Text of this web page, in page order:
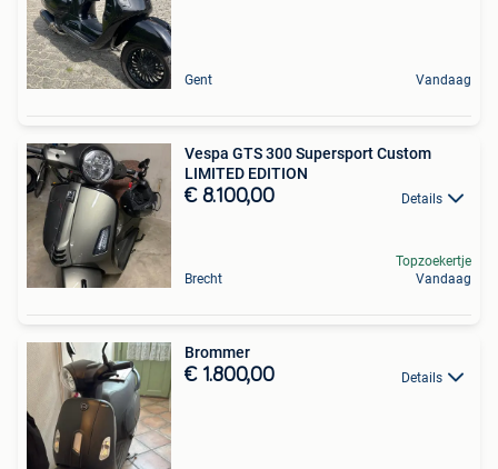
Gent Vandaag
Vespa GTS 300 Supersport Custom
LIMITED EDITION
€ 8.100,00 Details
Brecht
Topzoekertje
Vandaag
Brommer
€ 1.800,00 Details